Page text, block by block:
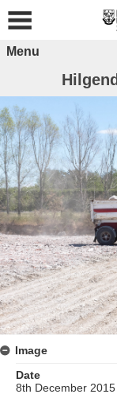
Menu
Image
Date
8th December 2015